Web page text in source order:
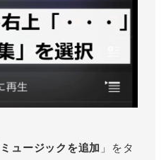
ミュージックを追加 」をタ